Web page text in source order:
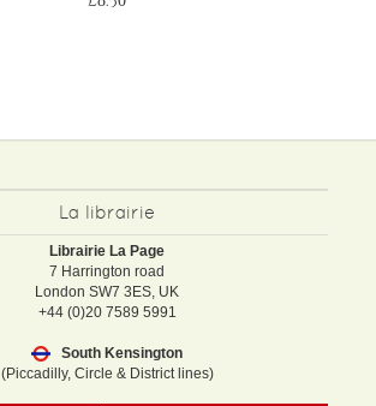
La librairie
Librairie La Page
7 Harrington road
London SW7 3ES, UK
+44 (0)20 7589 5991
South Kensington
(Piccadilly, Circle & District lines)